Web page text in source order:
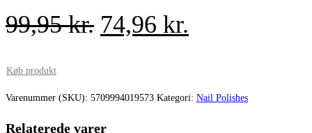
99,95kr. Den
var:
99,95 kr..
74,96 kr.
er:
Køb produkt
Varenummer (SKU): 5709994019573 Kategori: Nail Polishes
Relaterede varer